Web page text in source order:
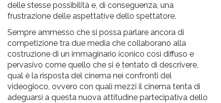
delle stesse possibilità e, di conseguenza, una
frustrazione delle aspettative dello spettatore.
Sempre ammesso che si possa parlare ancora di
competizione tra due media che collaborano alla
costruzione di un immaginario iconico così diffuso e
pervasivo come quello che si è tentato di descrivere,
qual è la risposta del cinema nei confronti del
videogioco, ovvero con quali mezzi il cinema tenta di
adeguarsi a questa nuova attitudine partecipativa dello